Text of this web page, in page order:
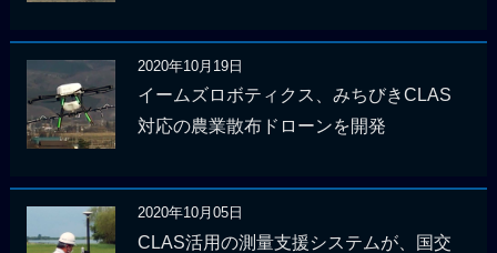
2020年10月19日
イームズロボティクス、みちびきCLAS
対応の農業散布ドローンを開発
2020年10月05日
CLAS活用の測量支援システムが、国交